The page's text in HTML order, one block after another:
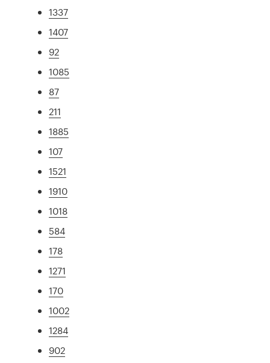
1337
1407
92
1085
87
211
1885
107
1521
1910
1018
584
178
1271
170
1002
1284
902